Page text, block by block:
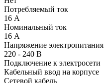
Потребляемый ток
16 А
Номинальный ток
16 А
Напряжение электропитания
220 - 240 В
Подключение к электросети
Кабельный ввод на корпусе
Сетевой кабель